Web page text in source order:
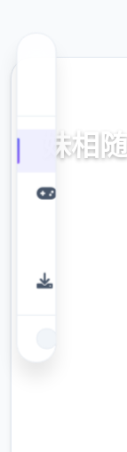
妹相